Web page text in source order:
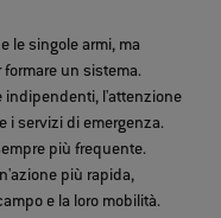
le singole armi, ma
un sistema.
indipendenti, l'attenzione
i servizi di emergenza.
più frequente.
più rapida,
e la loro mobilità.